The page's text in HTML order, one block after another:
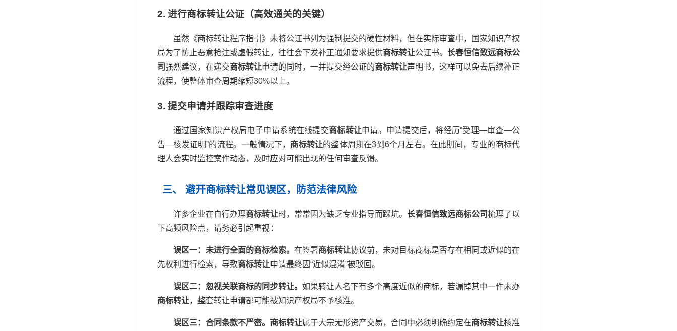
2. 进行商标转让公证（高效通关的关键）
虽然《商标转让程序指引》未将公证书列为强制提交的硬性材料，但在实际审查中，国家知识产权
局为了防止恶意抢注或虚假转让，往往会下发补正通知要求提供商标转让公证书。 长春恒信致远商标公
司强烈建议，在递交商标转让申请的同时，一并提交经公证的商标转让声明书，这样可以免去后续补正
流程，使整体审查周期缩短30%以上。
3. 提交申请并跟踪审查进度
通过国家知识产权局电子申请系统在线提交商标转让申请。申请提交后，将经历“受理—审查—公
告—核发证明”的流程。一般情况下， 商标转让的整体周期在3到6个月左右。在此期间，专业的商标代
理人会实时监控案件动态，及时应对可能出现的任何审查反馈。
三、 避开商标转让常见误区，防范法律风险
许多企业在自行办理商标转让时，常常因为缺乏专业指导而踩坑。 长春恒信致远商标公司梳理了以
下高频风险点，请务必引起重视：
误区一：未进行全面的商标检索。 在签署商标转让协议前，未对目标商标是否存在相同或近似的在
先权利进行检索，导致商标转让申请最终因“近似混淆”被驳回。
误区二：忽视关联商标的同步转让。 如果转让人名下有多个高度近似的商标，若漏掉其中一件未办
商标转让，整套转让申请都可能被知识产权局不予核准。
误区三：合同条款不严密。 商标转让属于大宗无形资产交易，合同中必须明确约定在商标转让核准